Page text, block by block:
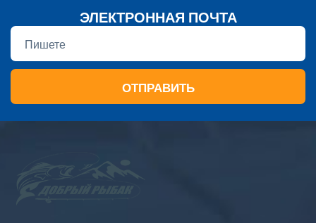
ЭЛЕКТРОННАЯ ПОЧТА
ОТПРАВИТЬ